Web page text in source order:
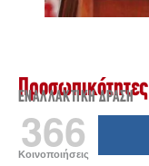
Προσωπικότητες
ΕΝΑΛΛΑΚΤΙΚΉ ΔΡΆΣΗ
366
Κοινοποιήσεις